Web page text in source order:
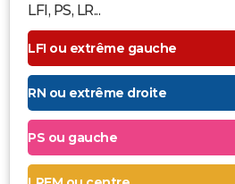
LFI, PS, LR...
LFI ou extrême gauche
RN ou extrême droite
PS ou gauche